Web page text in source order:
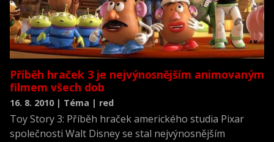
Příběh hraček 3 je nejvýnosnějším animovaným
filmem všech dob
16. 8. 2010 | Téma | red
Toy Story 3: Příběh hraček amerického studia Pixar
společnosti Walt Disney se stal nejvýnosnějším